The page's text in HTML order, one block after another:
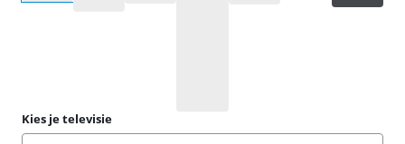
Kies je televisie